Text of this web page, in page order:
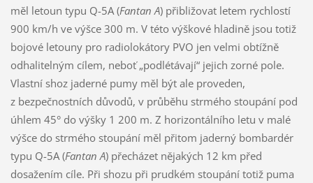
měl letoun typu Q-5A (Fantan A) přibližovat letem rychlostí
900 km/h ve výšce 300 m. V této výškové hladině jsou totiž
bojové letouny pro radiolokátory PVO jen velmi obtížně
odhalitelným cílem, neboť „podlétávají“ jejich zorné pole.
Vlastní shoz jaderné pumy měl být ale proveden,
z bezpečnostních důvodů, v průběhu strmého stoupání pod
úhlem 45° do výšky 1 200 m. Z horizontálního letu v malé
výšce do strmého stoupání měl přitom jaderný bombardér
typu Q-5A (Fantan A) přecházet nějakých 12 km před
dosažením cíle. Při shozu při prudkém stoupání totiž puma